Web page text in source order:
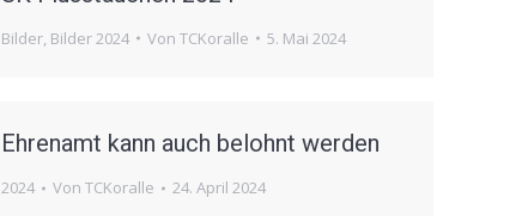
Bilder, Bilder 2024 Von TCKoralle 5. Mai 2024
Ehrenamt kann auch belohnt werden
2024 Von TCKoralle 24. April 2024